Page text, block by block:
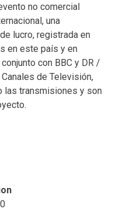
no comercial
una
lucro, registrada en
en este país y en
con BBC y DR /
de Televisión,
las transmisiones y son